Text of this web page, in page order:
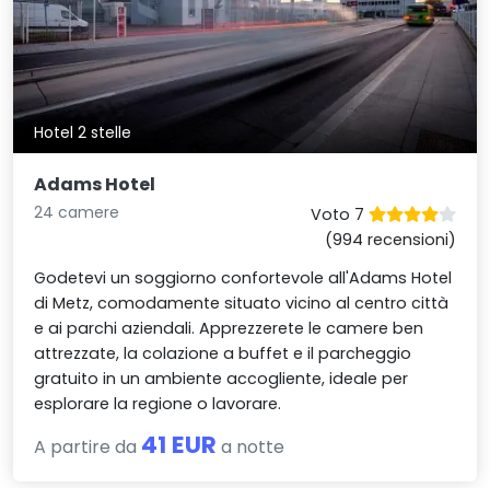
Hotel 2 stelle
Adams Hotel
24 camere
Voto 7
(994 recensioni)
Godetevi un soggiorno confortevole all'Adams Hotel
di Metz, comodamente situato vicino al centro città
e ai parchi aziendali. Apprezzerete le camere ben
attrezzate, la colazione a buffet e il parcheggio
gratuito in un ambiente accogliente, ideale per
esplorare la regione o lavorare.
A partire da 41 EUR a notte